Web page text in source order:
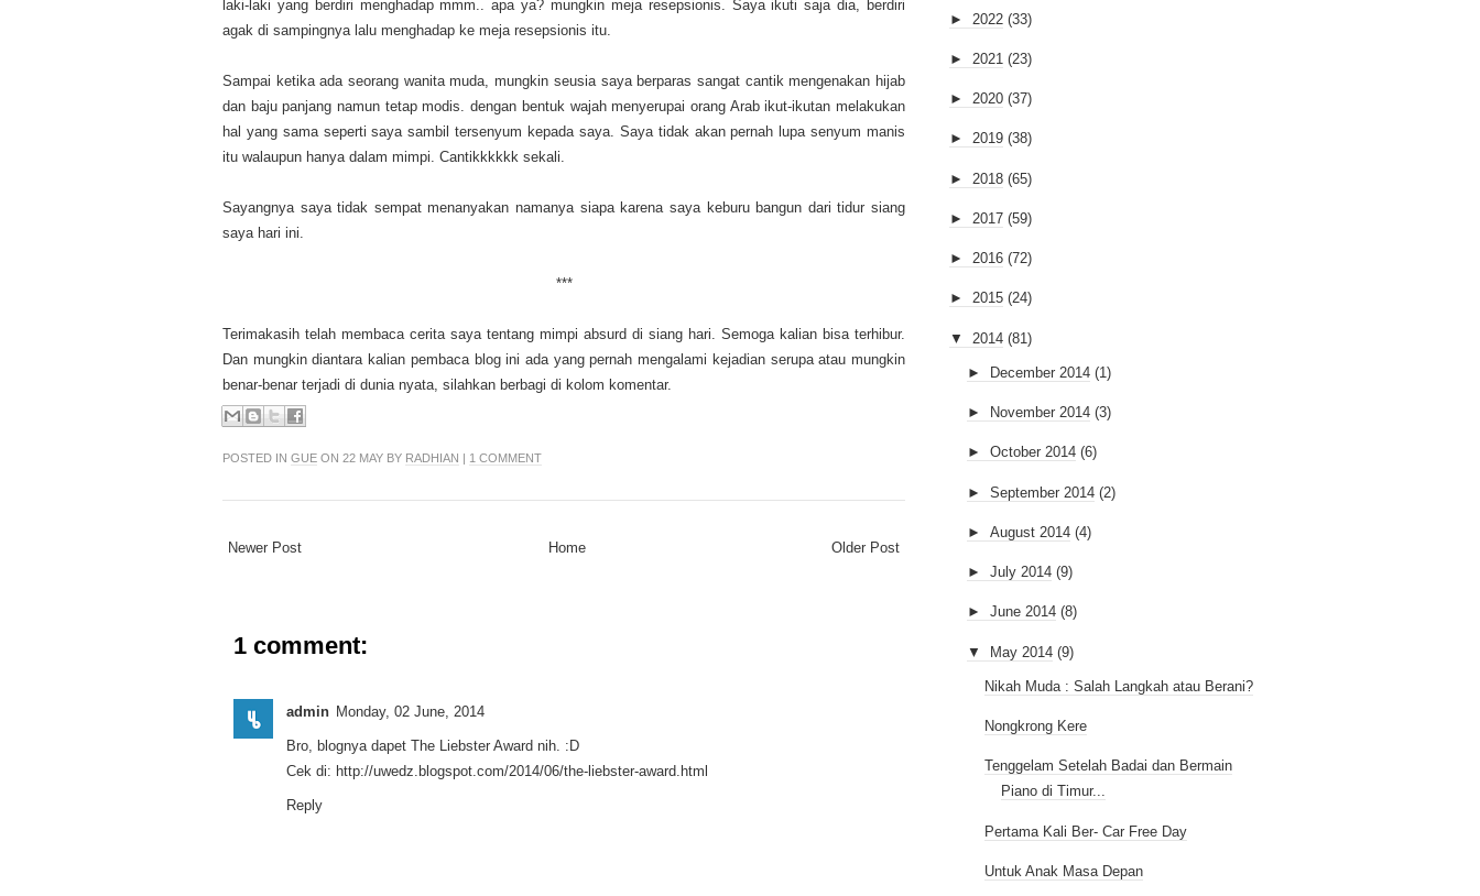
laki-laki yang berdiri menghadap mmm.. apa ya? mungkin meja resepsionis. Saya ikuti saja dia, berdiri
agak di sampingnya lalu menghadap ke meja resepsionis itu.
Sampai ketika ada seorang wanita muda, mungkin seusia saya berparas sangat cantik mengenakan hijab
dan baju panjang namun tetap modis. dengan bentuk wajah menyerupai orang Arab ikut-ikutan melakukan
hal yang sama seperti saya sambil tersenyum kepada saya. Saya tidak akan pernah lupa senyum manis
itu walaupun hanya dalam mimpi. Cantikkkkkk sekali.
Sayangnya saya tidak sempat menanyakan namanya siapa karena saya keburu bangun dari tidur siang
saya hari ini.
***
Terimakasih telah membaca cerita saya tentang mimpi absurd di siang hari. Semoga kalian bisa terhibur.
Dan mungkin diantara kalian pembaca blog ini ada yang pernah mengalami kejadian serupa atau mungkin
benar-benar terjadi di dunia nyata, silahkan berbagi di kolom komentar.
POSTED IN GUE ON 22 MAY BY RADHIAN | 1 COMMENT
Newer Post Older Post
Home
1 comment:
admin Monday, 02 June, 2014
Bro, blognya dapet The Liebster Award nih. :D
Cek di: http://uwedz.blogspot.com/2014/06/the-liebster-award.html
Reply
► 2022 (33)
► 2021 (23)
► 2020 (37)
► 2019 (38)
► 2018 (65)
► 2017 (59)
► 2016 (72)
► 2015 (24)
▼ 2014 (81)
► December 2014 (1)
► November 2014 (3)
► October 2014 (6)
► September 2014 (2)
► August 2014 (4)
► July 2014 (9)
► June 2014 (8)
▼ May 2014 (9)
Nikah Muda : Salah Langkah atau Berani?
Nongkrong Kere
Tenggelam Setelah Badai dan Bermain
Piano di Timur...
Pertama Kali Ber- Car Free Day
Untuk Anak Masa Depan